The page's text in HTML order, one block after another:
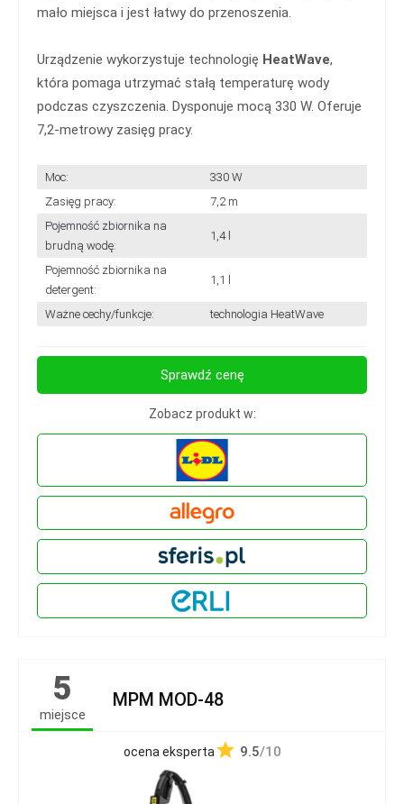
mało miejsca i jest łatwy do przenoszenia.
Urządzenie wykorzystuje technologię HeatWave,
która pomaga utrzymać stałą temperaturę wody
podczas czyszczenia. Dysponuje mocą 330 W. Oferuje
7,2-metrowy zasięg pracy.
Moc:
330 W
Zasięg pracy:
7,2 m
Pojemność zbiornika na
brudną wodę:
1,4 l
Pojemność zbiornika na
detergent:
1,1 l
Ważne cechy/funkcje: technologia HeatWave
Sprawdź cenę
Zobacz produkt w:
5
miejsce
MPM MOD-48
ocena eksperta 9.5/10